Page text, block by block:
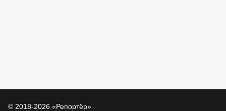
© 2018-2026 «Репортёр»